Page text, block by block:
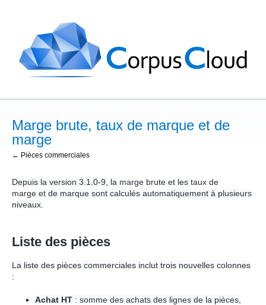
Marge brute, taux de marque et de
marge
← Pièces commerciales
Depuis la version 3.1.0-9, la marge brute et les taux de
marge et de marque sont calculés automatiquement à plusieurs
niveaux.
Liste des pièces
La liste des pièces commerciales inclut trois nouvelles colonnes
:
Achat HT : somme des achats des lignes de la pièces,